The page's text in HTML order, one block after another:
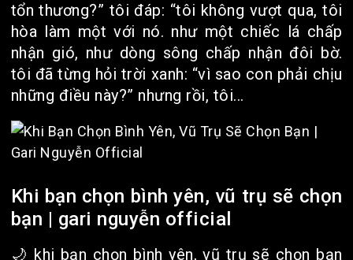
tổn thương?” tôi đáp: “tôi không vượt qua, tôi
hòa làm một với nó. như một chiếc lá chấp
nhận gió, như dòng sông chấp nhận đôi bờ.
tôi đã từng hỏi trời xanh: “vì sao con phải chịu
những điều này?” nhưng rồi, tôi...
Khi bạn chọn bình yên, vũ trụ sẽ chọn
bạn | gari nguyễn official
🌙 khi bạn chọn bình yên, vũ trụ sẽ chọn bạn